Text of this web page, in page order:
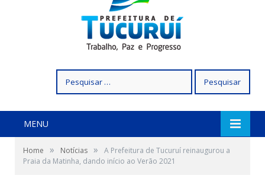
por:
MENU
Home » Notícias »
A Prefeitura de Tucuruí reinaugurou a
Praia da Matinha, dando início ao Verão 2021